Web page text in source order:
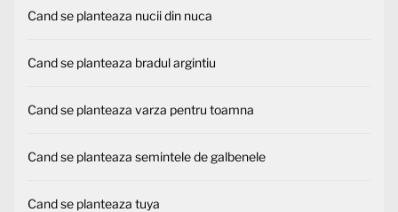
Cand se planteaza nucii din nuca
Cand se planteaza bradul argintiu
Cand se planteaza varza pentru toamna
Cand se planteaza semintele de galbenele
Cand se planteaza tuya